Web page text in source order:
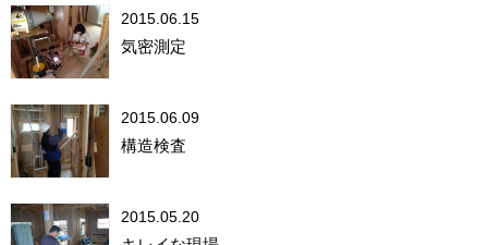
2015.06.15
気密測定
2015.06.09
構造検査
2015.05.20